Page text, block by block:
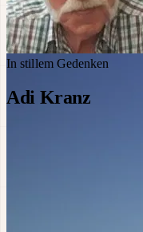
In stillem Gedenken
Adi Kranz